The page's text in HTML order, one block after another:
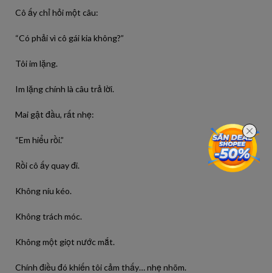
Cô ấy chỉ hỏi một câu:
“Có phải vì cô gái kia không?”
Tôi im lặng.
Im lặng chính là câu trả lời.
Mai gật đầu, rất nhẹ:
“Em hiểu rồi.”
Rồi cô ấy quay đi.
Không níu kéo.
Không trách móc.
Không một giọt nước mắt.
Chính điều đó khiến tôi cảm thấy… nhẹ nhõm.